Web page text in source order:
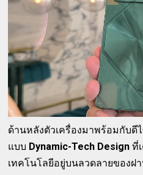
ด้านหลังตัวเครื่องมาพร้อมกับ
แบบ Dynamic-Tech Design ที่
เทคโนโลยีอยู่บนลวดลายของฝา